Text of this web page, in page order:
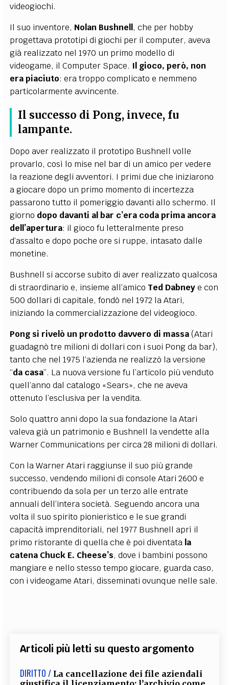
videogiochi.
Il suo inventore, Nolan Bushnell, che per hobby
progettava prototipi di giochi per il computer, aveva
già realizzato nel 1970 un primo modello di
videogame, ilComputer Space. Il gioco, però, non
era piaciuto: era troppo complicato e nemmeno
particolarmente avvincente.
Il successo di Pong, invece, fu
lampante.
Dopo aver realizzato il prototipo Bushnell volle
provarlo, così lo mise nel bar di un amico per vedere
la reazione degli avventori. I primi due che iniziarono
a giocare dopo un primo momento di incertezza
passarono tutto il pomeriggio davanti allo schermo. Il
giorno dopo davanti al bar c’era coda prima ancora
dell’apertura: il gioco fu letteralmente preso
d’assalto e dopo poche ore si ruppe, intasato dalle
monetine.
Bushnell si accorse subito di aver realizzato qualcosa
di straordinario e, insieme all’amico Ted Dabneye con
500 dollari di capitale, fondò nel 1972 la Atari,
iniziando la commercializzazione del videogioco.
Pong si rivelò un prodotto davvero di massa(Atari
guadagnò tre milioni di dollari con i suoi Pongda bar),
tanto che nel 1975 l’azienda ne realizzò la versione
“da casa”. La nuova versione fu l’articolo più venduto
quell’anno dal catalogo «Sears», che ne aveva
ottenuto l’esclusiva per la vendita.
Solo quattro anni dopo la sua fondazione la Atari
valeva già un patrimonio e Bushnell la vendette alla
Warner Communications per circa 28 milioni di dollari.
Con la Warner Atari raggiunse il suo più grande
successo, vendendo milioni di consoleAtari 2600e
contribuendo da sola per un terzo alle entrate
annuali dell’intera società. Seguendo ancora una
volta il suo spirito pionieristico e le sue grandi
capacità imprenditoriali, nel 1977 Bushnell aprì il
primo ristorante di quella che è poi diventata la
catena Chuck E. Cheese’s, dove i bambini possono
mangiare e nello stesso tempo giocare, guarda caso,
con i videogame Atari, disseminati ovunque nelle sale.
Articoli più letti su questo argomento
DIRITTO / La cancellazione dei file aziendali